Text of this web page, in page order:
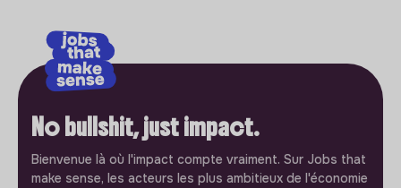
No bullshit, just impact.
Bienvenue là où l'impact compte vraiment. Sur Jobs that
make sense, les acteurs les plus ambitieux de l'économie